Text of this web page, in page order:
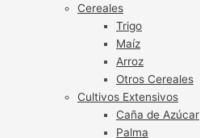
Cereales
Trigo
Maíz
Arroz
Otros Cereales
Cultivos Extensivos
Caña de Azúcar
Palma